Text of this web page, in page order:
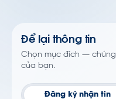
Để lại thông tin
Chọn mục đích —
của bạn.
Đăng ký nhận tin